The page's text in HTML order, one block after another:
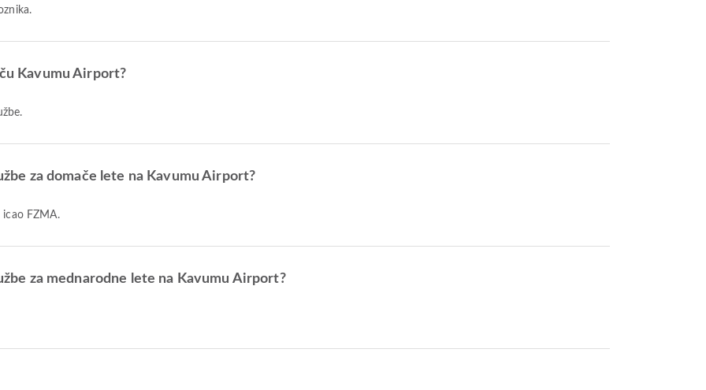
Kavumu Airport?
za domače lete na Kavumu Airport?
icao FZMA.
za mednarodne lete na Kavumu Airport?